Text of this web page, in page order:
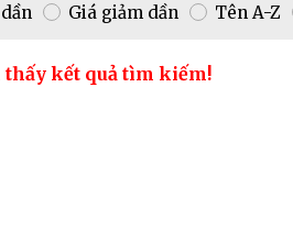
Giá giảm dần Tên A-Z
thấy kết quả tìm kiếm!